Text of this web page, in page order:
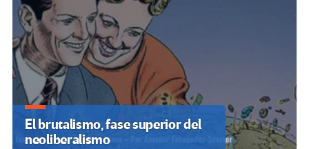
El brutalismo, fase superior del
neoliberalismo